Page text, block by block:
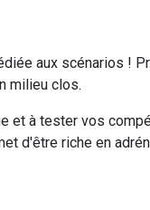
aux scénarios !
milieu clos.
et à tester vos
d'être riche en